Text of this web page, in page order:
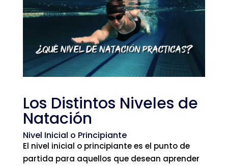
Los Distintos Niveles de
Natación
Nivel Inicial o Principiante
El nivel inicial o principiante es el punto de
partida para aquellos que desean aprender